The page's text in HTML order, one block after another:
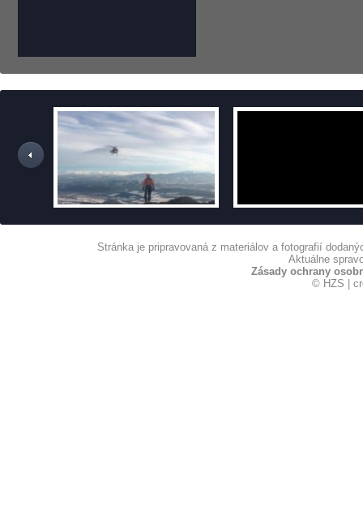
Stránka je pripravovaná z materiálov a fotografií
Aktuálne
Zásady ochrany
© HZS |